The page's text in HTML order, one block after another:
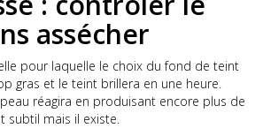
assécher
pour laquelle le choix du fond de teint
gras et le teint brillera en une heure.
réagira en produisant encore plus de
subtil mais il existe.